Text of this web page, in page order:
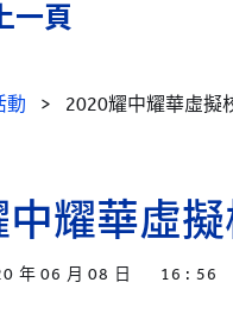
一頁
動 > 2020耀中耀華虛擬
耀華虛
年 06 月 08 日 16 : 56